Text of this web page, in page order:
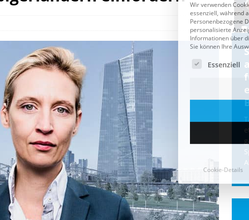
CDU & Ampel wollen nach
der Wahl wieder Afghanen
einfliegen: Zeit für ein
Asylmoratorium!
Die Bundesregierung und die CDU
halten die Wähler für dumm! Weil die
Stimmung wegen der von Afghanen
verübten Anschläge kippte, wurden die
Flüge vor der [...]
Cookie-Details